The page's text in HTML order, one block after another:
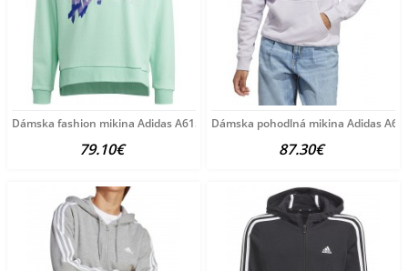
Dámska fashion mikina Adidas A6156
79.10€
Dámska pohodlná mikina Adidas
87.30€